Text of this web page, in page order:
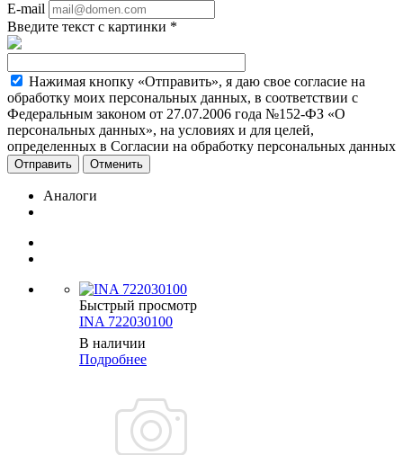
E-mail
Введите текст с картинки *
Нажимая кнопку «Отправить», я даю свое согласие на
обработку моих персональных данных, в соответствии с
Федеральным законом от 27.07.2006 года №152-ФЗ «О
персональных данных», на условиях и для целей,
определенных в Согласии на обработку персональных данных
Отменить
Аналоги
Быстрый просмотр
INA 722030100
В наличии
Подробнее